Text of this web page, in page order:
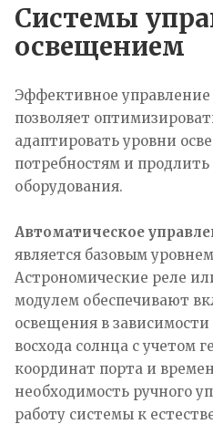
Системы
освещением
Эффективное
позволяет
адаптировать уровни
потребностям и
оборудования.
Автоматическое
является базовым
Астрономические реле
модулем обеспечивают
освещения в
восхода солнца с учетом
координат порта и
необходимость ручного
работу системы к